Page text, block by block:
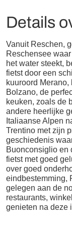
Details
Vanuit Reschen,
Reschensee
het water steekt,
fietst door een
kuuroord
Bolzano, de
keuken, zoals de
andere heerlijke
Italiaanse Alpen
Trentino met zijn
geschiedenis
Buonconsiglio en
fietst met goed
over goed
eindbestemming,
gelegen aan de
restaurants,
genieten na deze